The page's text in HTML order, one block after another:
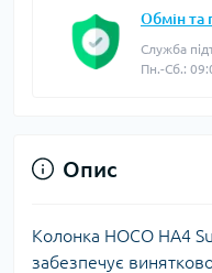
Обмін та
Служба
Пн.-Сб.:
Опис
Колонка HOCO HA4
забезпечує